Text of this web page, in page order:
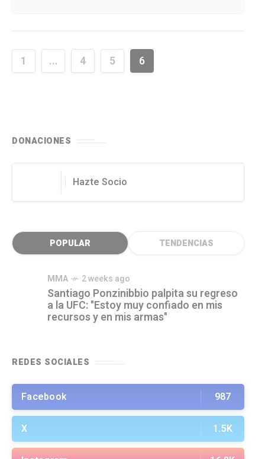
1 ... 4 5 6
DONACIONES
Hazte Socio
POPULAR TENDENCIAS
MMA 2 weeks ago
Santiago Ponzinibbio palpita su regreso
a la UFC: "Estoy muy confiado en mis
recursos y en mis armas"
REDES SOCIALES
Facebook 987
X 1.5K